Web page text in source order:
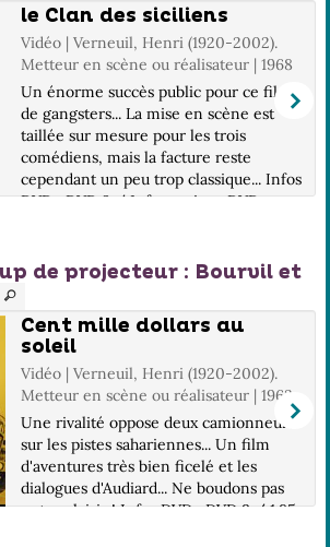
le Clan des siciliens
Vidéo | Verneuil, Henri (1920-2002).
Metteur en scène ou réalisateur | 1968
Un énorme succès public pour ce film
de gangsters... La mise en scène est
taillée sur mesure pour les trois
comédiens, mais la facture reste
cependant un peu trop classique... Infos
DVD : DVD 9 / Informations DVD non
de projecteur : Bourvil et
Cent mille dollars au
soleil
Vidéo | Verneuil, Henri (1920-2002).
Metteur en scène ou réalisateur | 1963
Une rivalité oppose deux camionneurs
sur les pistes sahariennes... Un film
d'aventures très bien ficelé et les
dialogues d'Audiard... Ne boudons pas
notre plaisir ! Infos DVD : DVD 9 / 1.85,